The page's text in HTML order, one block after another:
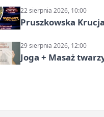
22 sierpnia 2026, 10:00
Pruszkowska
29 sierpnia 2026, 12:00
Joga + Masaż